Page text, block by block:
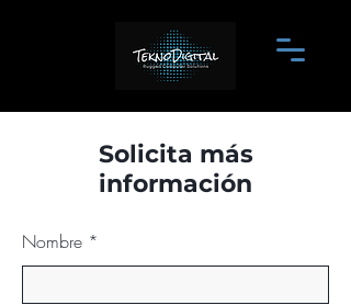
Solicita más
información
Nombre